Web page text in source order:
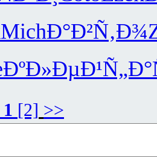
MichÐ°Ð²Ñ‚Ð¾
ÐºÐ»ÐµÐ¹
1 [2] >>